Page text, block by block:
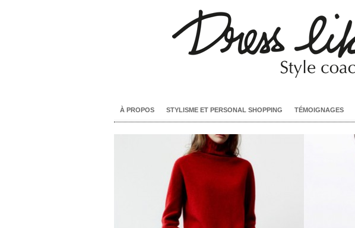
À PROPOS STYLISME ET PERSONAL SHOPPING TÉMOIGNAGES